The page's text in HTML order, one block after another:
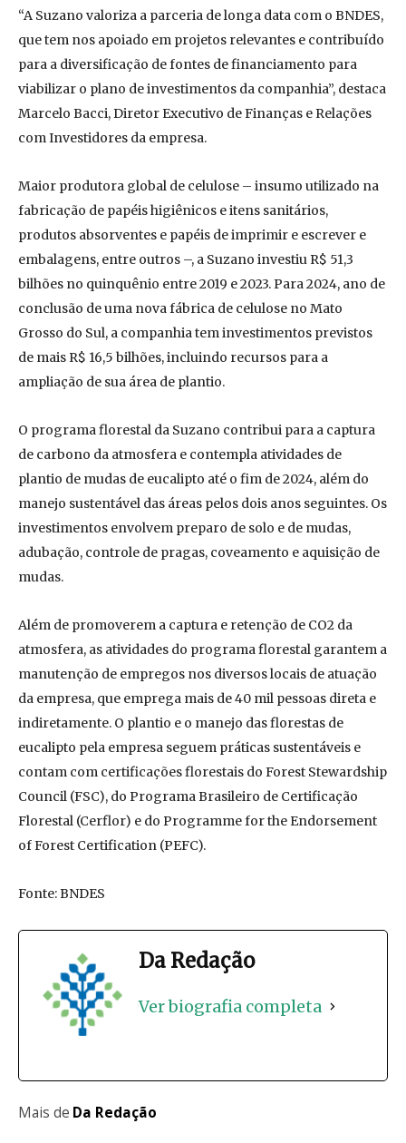
“A Suzano valoriza a parceria de longa data com o BNDES,
que tem nos apoiado em projetos relevantes e contribuído
para a diversificação de fontes de financiamento para
viabilizar o plano de investimentos da companhia”, destaca
Marcelo Bacci, Diretor Executivo de Finanças e Relações
com Investidores da empresa.
Maior produtora global de celulose – insumo utilizado na
fabricação de papéis higiênicos e itens sanitários,
produtos absorventes e papéis de imprimir e escrever e
embalagens, entre outros –, a Suzano investiu R$ 51,3
bilhões no quinquênio entre 2019 e 2023. Para 2024, ano de
conclusão de uma nova fábrica de celulose no Mato
Grosso do Sul, a companhia tem investimentos previstos
de mais R$ 16,5 bilhões, incluindo recursos para a
ampliação de sua área de plantio.
O programa florestal da Suzano contribui para a captura
de carbono da atmosfera e contempla atividades de
plantio de mudas de eucalipto até o fim de 2024, além do
manejo sustentável das áreas pelos dois anos seguintes. Os
investimentos envolvem preparo de solo e de mudas,
adubação, controle de pragas, coveamento e aquisição de
mudas.
Além de promoverem a captura e retenção de CO2 da
atmosfera, as atividades do programa florestal garantem a
manutenção de empregos nos diversos locais de atuação
da empresa, que emprega mais de 40 mil pessoas direta e
indiretamente. O plantio e o manejo das florestas de
eucalipto pela empresa seguem práticas sustentáveis e
contam com certificações florestais do Forest Stewardship
Council (FSC), do Programa Brasileiro de Certificação
Florestal (Cerflor) e do Programme for the Endorsement
of Forest Certification (PEFC).
Fonte: BNDES
Da Redação
Ver biografia completa
Mais de Da Redação